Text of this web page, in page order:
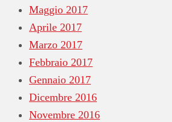
Maggio 2017
Aprile 2017
Marzo 2017
Febbraio 2017
Gennaio 2017
Dicembre 2016
Novembre 2016